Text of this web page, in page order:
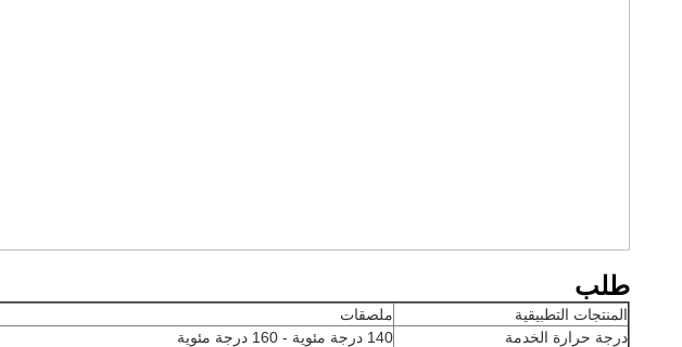
طلب
المنتجات التطبيقية
ملصقات
درجة حرارة الخدمة
140 درجة مئوية - 160 درجة مئوية